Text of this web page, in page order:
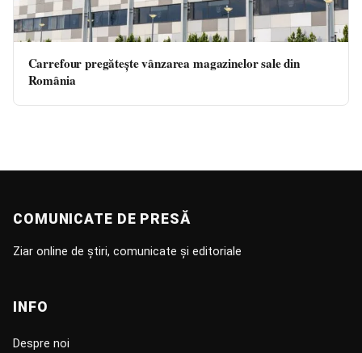
Carrefour pregăteşte vânzarea magazinelor sale din
România
COMUNICATE DE PRESĂ
Ziar online de știri, comunicate și editoriale
INFO
Despre noi